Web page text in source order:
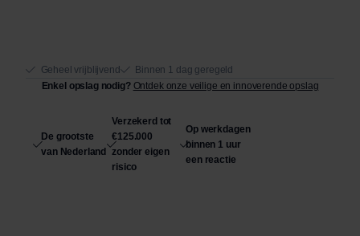
Geheel vrijblijvend
Binnen 1 dag geregeld
Enkel opslag nodig? Ontdek onze veilige en innoverende opslag
De grootste
van Nederland
Verzekerd tot
€125.000
zonder eigen
risico
Op werkdagen
binnen 1 uur
een reactie